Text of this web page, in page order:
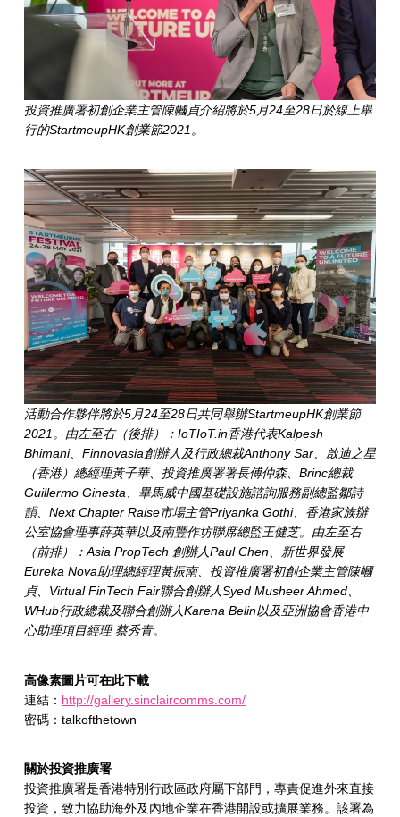
投資推廣署初創企業主管陳幗貞介紹將於5月24至28日於線上舉
行的StartmeupHK創業節2021。
活動合作夥伴將於5月24至28日共同舉辦StartmeupHK創業節
2021。由左至右（後排）：IoTIoT.in香港代表Kalpesh
Bhimani、Finnovasia創辦人及行政總裁Anthony Sar、啟迪之星
（香港）總經理黃子華、投資推廣署署長傅仲森、Brinc總裁
Guillermo Ginesta、畢馬威中國基礎設施諮詢服務副總監鄒詩
韻、Next Chapter Raise市場主管Priyanka Gothi、香港家族辦
公室協會理事薛英華以及南豐作坊聯席總監王健芝。由左至右
（前排）：Asia PropTech 創辦人Paul Chen、新世界發展
Eureka Nova助理總經理黃振南、投資推廣署初創企業主管陳幗
貞、Virtual FinTech Fair聯合創辦人Syed Musheer Ahmed、
WHub行政總裁及聯合創辦人Karena Belin以及亞洲協會香港中
心助理項目經理 蔡秀青。
高像素圖片可在此下載
連結： http://gallery.sinclaircomms.com/
密碼：talkofthetown
關於投資推廣署
投資推廣署是香港特別行政區政府屬下部門，專責促進外來直接
投資，致力協助海外及內地企業在香港開設或擴展業務。該署為